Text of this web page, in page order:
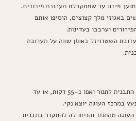
מועך פירה עד שמתקבלת תערובת פירורית.
באגוזי מלך קצוצים, הוסיפו אותם
וערבבו בעדינות.
השטרויזל באופן שווה על תערובת
הכניסו את התבנית לתנור ואפו כ-55 דקות, או עד
במרכז העוגה יוצא נקי.
העוגה מהתנור והניחו לה להתקרר בתבנית